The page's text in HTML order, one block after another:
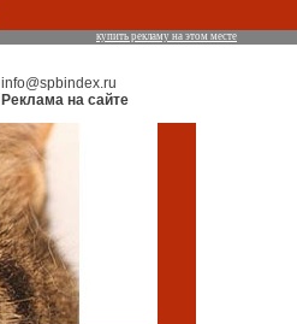
купить рекламу на этом месте
info@spbindex.ru
Реклама на сайте